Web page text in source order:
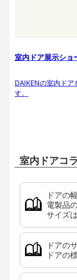
室内ドア展示ショ
DAIKENの室内ドア
す。
室内ドアコ
ドアの
電製品
サイズ
ドアの
ドアの